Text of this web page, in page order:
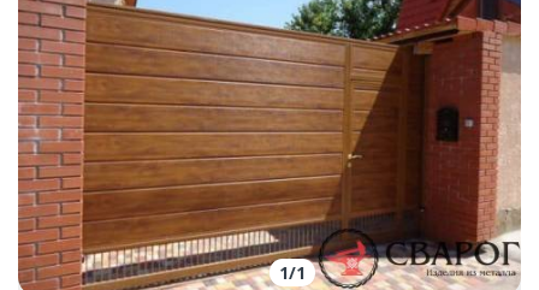
1/1